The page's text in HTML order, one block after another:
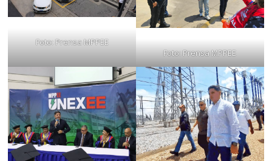
Foto: Prensa MPPEE
Foto: Prensa MPPEE